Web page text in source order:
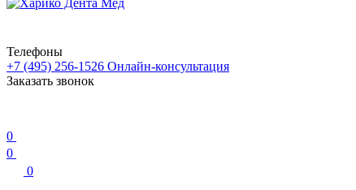
Телефоны
+7 (495) 256-1526 Онлайн-консультация
Заказать звонок
0
0
0